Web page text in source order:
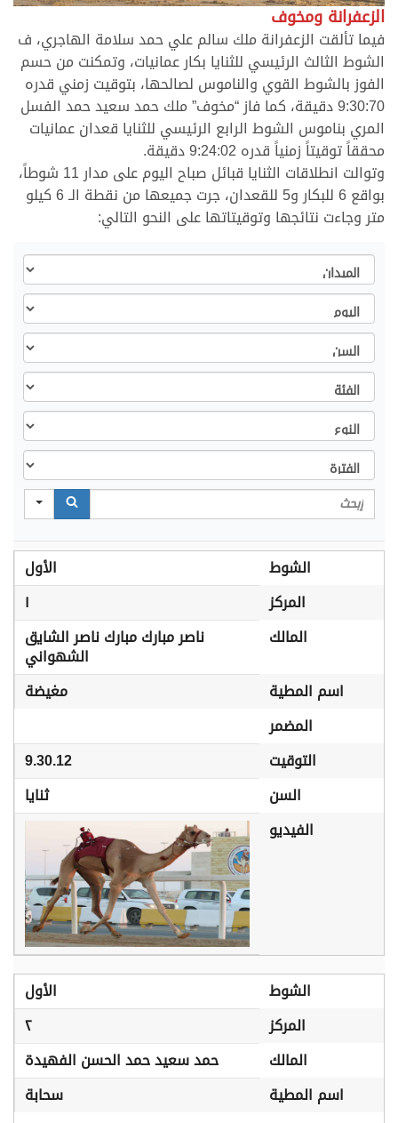
الزعفرانة ومخوف
فيما تألقت الزعفرانة ملك سالم علي حمد سلامة الهاجري، ف
الشوط الثالث الرئيسي للثنايا بكار عمانيات، وتمكنت من حسم
الفوز بالشوط القوي والناموس لصالحها، بتوقيت زمني قدره
9:30:70 دقيقة، كما فاز “مخوف” ملك حمد سعيد حمد الفسل
المري بناموس الشوط الرابع الرئيسي للثنايا قعدان عمانيات
محققاً توقيتاً زمنياً قدره 9:24:02 دقيقة.
وتوالت انطلاقات الثنايا قبائل صباح اليوم على مدار 11 شوطاً،
بواقع 6 للبكار و5 للقعدان، جرت جميعها من نقطة الـ 6 كيلو
متر وجاءت نتائجها وتوقيتاتها على النحو التالي:
الميدان
اليوم
السن
الفئة
النوع
الفترة
Search
الشوط
الأول
المركز
١
المالك
ناصر مبارك مبارك ناصر الشايق
الشهواني
اسم المطية
مغيضة
المضمر
التوقيت
9.30.12
السن
ثنايا
الفيديو
الشوط
الأول
المركز
٢
المالك
حمد سعيد حمد الحسن الفهيدة
اسم المطية
سحابة